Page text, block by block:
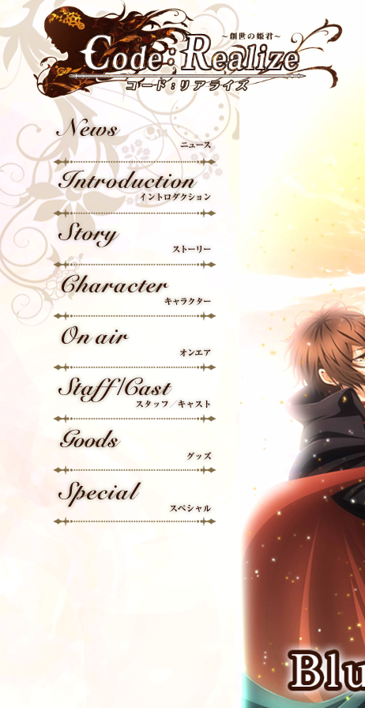
News
Introduction
Story
On Air
Staff/Cast
Goods